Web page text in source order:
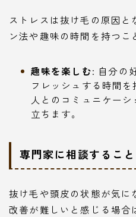
ストレスは抜け毛の原因と
ン法や趣味の時間を持つこ
趣味を楽しむ: 自分の
フレッシュする時間
人とのコミュニケー
立ちます。
専門家に相談するこ
抜け毛や頭皮の状態が気に
改善が難しいと感じる場合